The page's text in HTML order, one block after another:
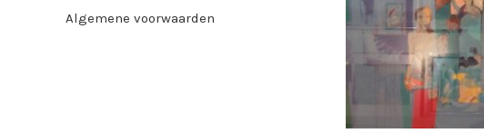
Algemene voorwaarden